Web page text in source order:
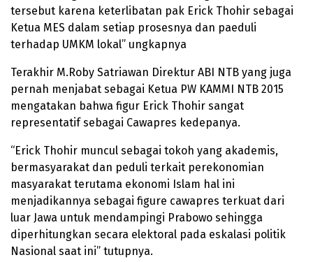
tersebut karena keterlibatan pak Erick Thohir sebagai
Ketua MES dalam setiap prosesnya dan paeduli
terhadap UMKM lokal” ungkapnya
Terakhir M.Roby Satriawan Direktur ABI NTB yang juga
pernah menjabat sebagai Ketua PW KAMMI NTB 2015
mengatakan bahwa figur Erick Thohir sangat
representatif sebagai Cawapres kedepanya.
“Erick Thohir muncul sebagai tokoh yang akademis,
bermasyarakat dan peduli terkait perekonomian
masyarakat terutama ekonomi Islam hal ini
menjadikannya sebagai figure cawapres terkuat dari
luar Jawa untuk mendampingi Prabowo sehingga
diperhitungkan secara elektoral pada eskalasi politik
Nasional saat ini” tutupnya.